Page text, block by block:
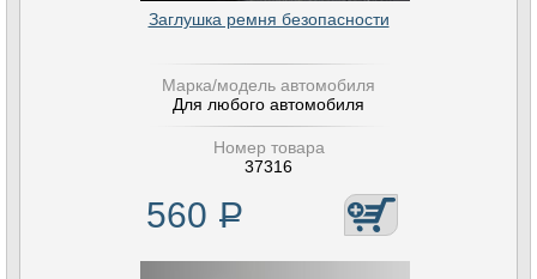
Заглушка ремня безопасности
Марка/модель автомобиля
Для любого автомобиля
Номер товара
37316
560 Р